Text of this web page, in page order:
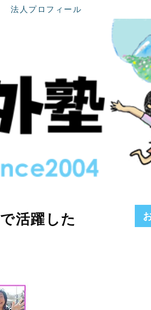
法人プロフィール
活躍した